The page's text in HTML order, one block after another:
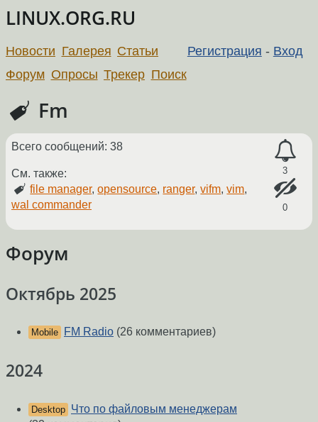
LINUX.ORG.RU
Регистрация - Вход
Новости Галерея Статьи
Форум Опросы Трекер Поиск
Fm
3
0
Всего сообщений: 38
См. также:
file manager,opensource, ranger,vifm,vim,
wal commander
Форум
Октябрь 2025
Mobile FM Radio (26 комментариев)
2024
Desktop Что по файловым менеджерам